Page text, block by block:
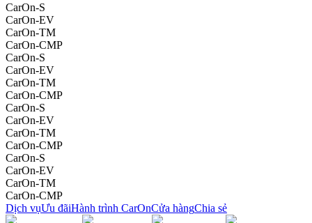
CarOn-S
CarOn-EV
CarOn-TM
CarOn-CMP
CarOn-S
CarOn-EV
CarOn-TM
CarOn-CMP
CarOn-S
CarOn-EV
CarOn-TM
CarOn-CMP
CarOn-S
CarOn-EV
CarOn-TM
CarOn-CMP
Dịch vụƯu đãiHành trình CarOnCửa hàngChia sẻ